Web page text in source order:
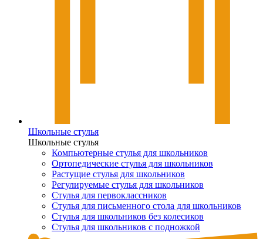
Школьные стулья
Школьные стулья
Компьютерные стулья для школьников
Ортопедические стулья для школьников
Растущие стулья для школьников
Регулируемые стулья для школьников
Стулья для первоклассников
Стулья для письменного стола для школьников
Стулья для школьников без колесиков
Стулья для школьников с подножкой